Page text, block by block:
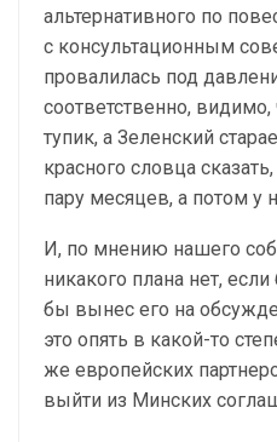
альтернативного по
с консультационным
провалилась под
соответственно, видимо,
тупик, а Зеленский
красного словца
пару месяцев, а потом у
И, по мнению нашего
никакого плана нет,
бы вынес его на
это опять в какой-то
же европейских
выйти из Минских